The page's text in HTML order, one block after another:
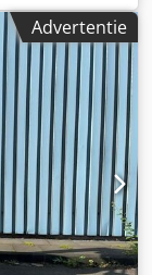
GENKINGER
height:2140
mm
Capacity:24 v /
!!!
met
mm !! -
Breedte
Advertentie